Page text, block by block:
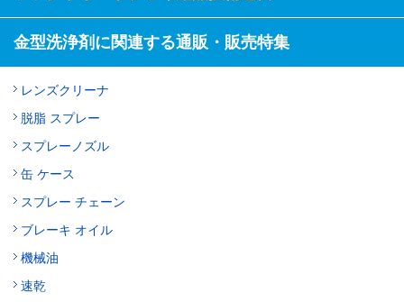
金型洗浄剤に関連する通販・販売特集
レンズクリーナ
脱脂 スプレー
スプレーノズル
缶 ケース
スプレー チェーン
ブレーキ オイル
機械油
速乾